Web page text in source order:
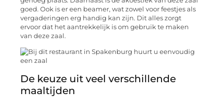
goed. Ook is er een beamer, wat zowel voor feestjes als
vergaderingen erg handig kan zijn. Dit alles zorgt
ervoor dat het aantrekkelijk is om gebruik te maken
van deze zaal.
De keuze uit veel verschillende
maaltijden